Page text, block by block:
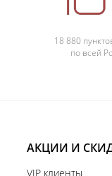
18 880
по всей
АКЦИИ И
VIP клиенты